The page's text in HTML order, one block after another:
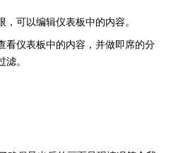
，可以编辑仪表板中的内容。
看仪表板中的内容，并做即席的分
滤。